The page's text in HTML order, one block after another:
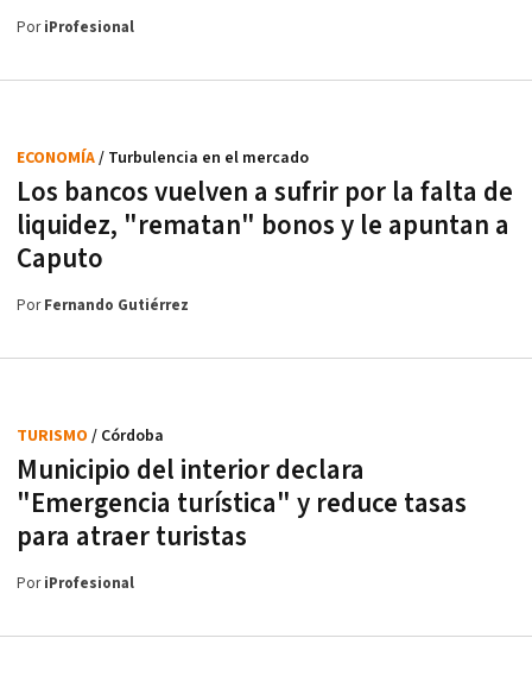
PoriProfesional
Los bancos vuelven a sufrir por la falta de
liquidez, "rematan" bonos y le apuntan a
Caputo
ECONOMÍA/ Turbulencia en el mercado
PorFernando Gutiérrez
Municipio del interior declara
"Emergencia turística" y reduce tasas
para atraer turistas
TURISMO / Córdoba
PoriProfesional